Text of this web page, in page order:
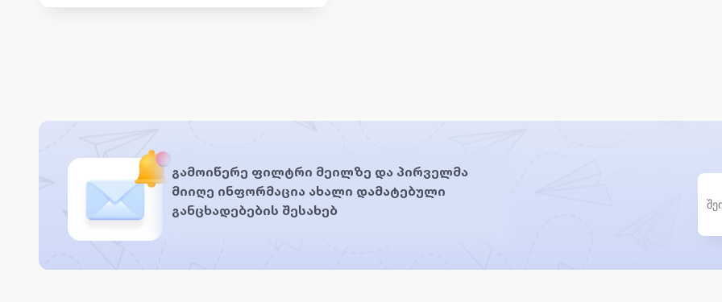
გამოიწერე ფილტრი მეილზე და პირველმა
მიიღე ინფორმაცია ახალი დამატებული
განცხადებების შესახებ